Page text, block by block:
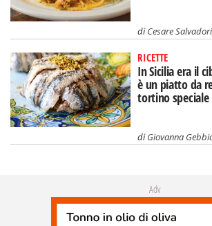
diCesare Salvadori
RICETTE
In Sicilia era il
è un piatto da
tortino speciale
diGiovanna
Adv